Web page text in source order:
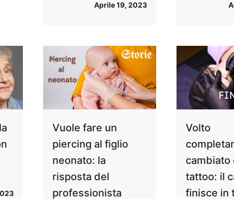
Aprile 19, 2023
Vuole fare un
piercing al figlio
neonato: la
risposta del
professionista
Volto
cambiato
tattoo: il
finisce in